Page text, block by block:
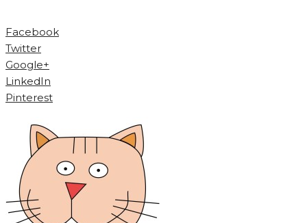
Facebook
Twitter
Google+
LinkedIn
Pinterest